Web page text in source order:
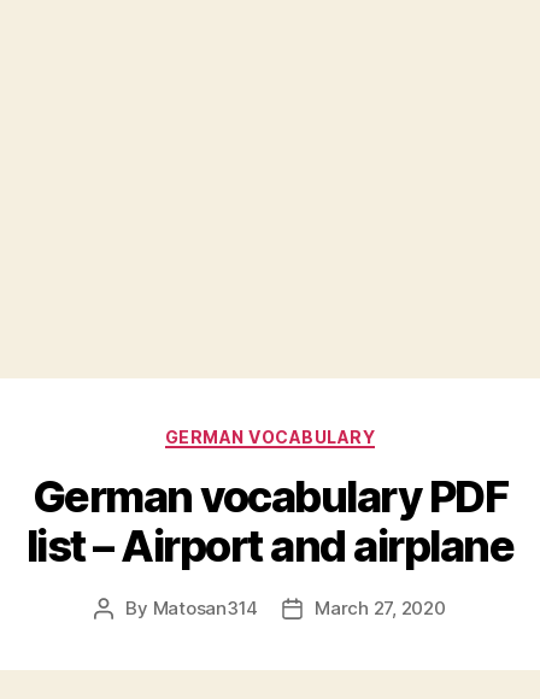
Categories
GERMAN VOCABULARY
German vocabulary PDF
list – Airport and airplane
Post
By Matosan314
PostMarch 27, 2020